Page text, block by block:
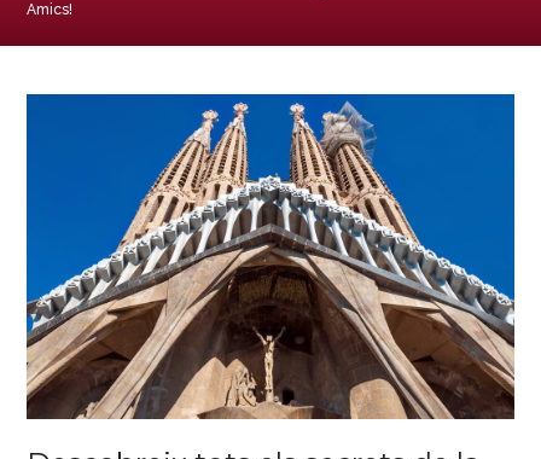
Amics!